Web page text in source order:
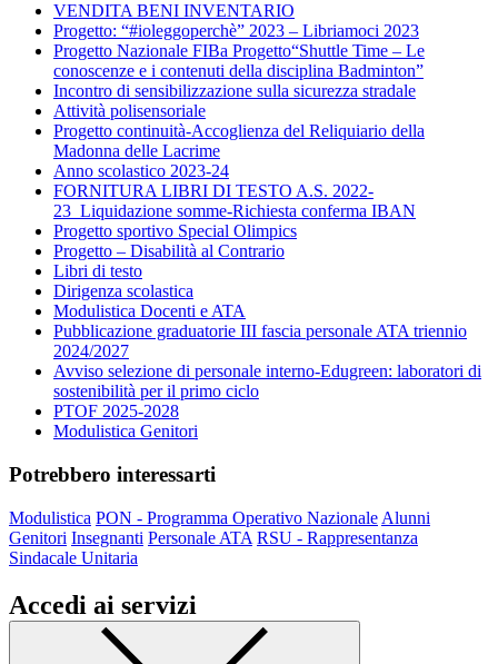
VENDITA BENI INVENTARIO
Progetto: “#ioleggoperchè” 2023 – Libriamoci 2023
Progetto Nazionale FIBa Progetto“Shuttle Time – Le
conoscenze e i contenuti della disciplina Badminton”
Incontro di sensibilizzazione sulla sicurezza stradale
Attività polisensoriale
Progetto continuità-Accoglienza del Reliquiario della
Madonna delle Lacrime
Anno scolastico 2023-24
FORNITURA LIBRI DI TESTO A.S. 2022-
23_Liquidazione somme-Richiesta conferma IBAN
Progetto sportivo Special Olimpics
Progetto – Disabilità al Contrario
Libri di testo
Dirigenza scolastica
Modulistica Docenti e ATA
Pubblicazione graduatorie III fascia personale ATA triennio
2024/2027
Avviso selezione di personale interno-Edugreen: laboratori di
sostenibilità per il primo ciclo
PTOF 2025-2028
Modulistica Genitori
Potrebbero interessarti
Modulistica PON - Programma Operativo Nazionale Alunni
Genitori Insegnanti Personale ATA RSU - Rappresentanza
Sindacale Unitaria
Accedi ai servizi